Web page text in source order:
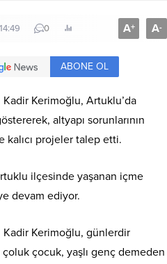
0 A+ A-
ABONE OL
Kadir Kerimoğlu, Artuklu’da
altyapı sorunlarının
kalıcı projeler talep etti.
ilçesinde yaşanan içme
devam ediyor.
Kadir Kerimoğlu, günlerdir
çoluk çocuk, yaşlı genç demeden